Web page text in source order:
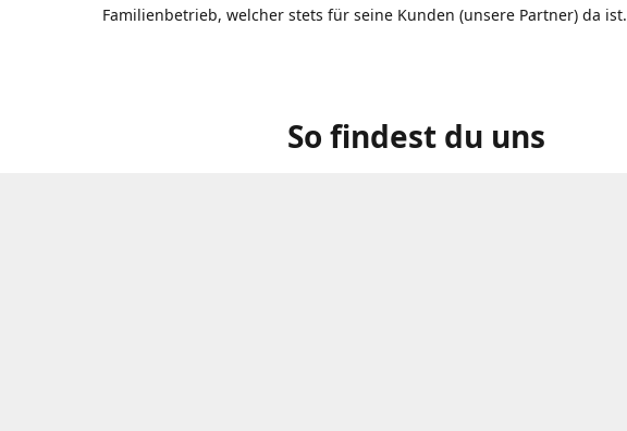
Familienbetrieb, welcher stets für seine Kunden (unsere Partner) da ist.
So findest du uns